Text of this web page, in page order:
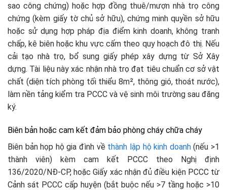
sao công chứng) hoặc hợp đồng thuê/mượn nhà trọ công
chứng (kèm giấy tờ chủ sở hữu), chứng minh quyền sở hữu
hoặc sử dụng hợp pháp địa điểm kinh doanh, không tranh
chấp, kê biên hoặc khu vực cấm theo quy hoạch đô thị. Nếu
cải tạo nhà trọ, bổ sung giấy phép xây dựng từ Sở Xây
dựng. Tài liệu này xác nhận nhà trọ đạt tiêu chuẩn cơ sở vật
chất (diện tích phòng tối thiểu 8m², thông gió, thoát nước),
làm nền tảng kiểm tra PCCC và vệ sinh môi trường sau đăng
ký.​
Biên bản hoặc cam kết đảm bảo phòng cháy chữa cháy
Biên bản họp hộ gia đình về thành lập hộ kinh doanh(nếu >1
thành viên) kèm cam kết PCCC theo Nghị định
136/2020/NĐ-CP, hoặc Giấy xác nhận đủ điều kiện PCCC từ
Cảnh sát PCCC cấp huyện (bắt buộc nếu >7 tầng hoặc >10